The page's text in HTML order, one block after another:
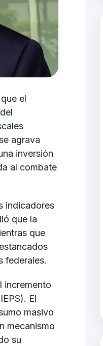
el
agrava
inversión
al combate
indicadores
que la
que
federales.
incremento
El
masivo
mecanismo
su